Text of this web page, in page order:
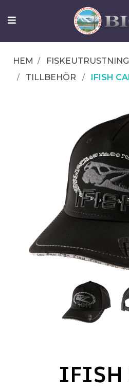
FISKEUTRUSTNING
OM
IFISH
HEM FISKEUTRUSTNING
TILLBEHÖR
IFISH
IFISH